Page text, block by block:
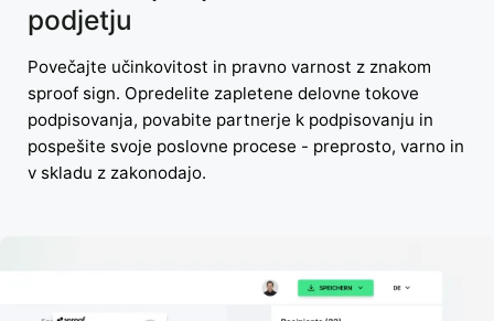
podjetju
Povečajte učinkovitost in pravno varnost z znakom
sproof sign. Opredelite zapletene delovne tokove
podpisovanja, povabite partnerje k podpisovanju in
pospešite svoje poslovne procese - preprosto, varno in
v skladu z zakonodajo.